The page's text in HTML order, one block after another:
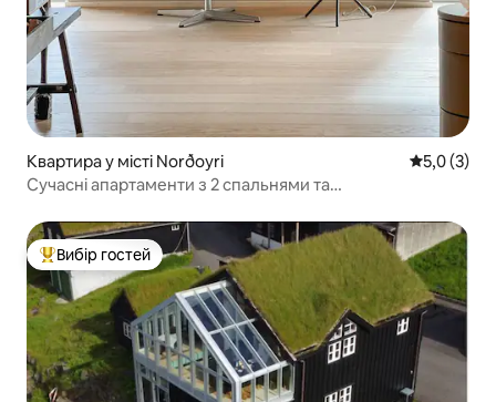
Квартира у місті Norðoyri Середня
5,0 (3)
Сучасні апартаменти з 2 спальнями та
Топ вибір гостей
Вибір гостей